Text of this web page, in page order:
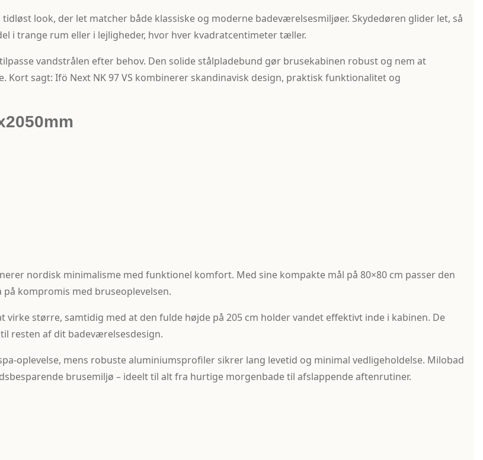
look, der let matcher både klassiske og moderne badeværelsesmiljøer. Skydedøren glider let, så
i trange rum eller i lejligheder, hvor hver kvadratcentimeter tæller.
vandstrålen efter behov. Den solide stålpladebund gør brusekabinen robust og nem at
sagt: Ifö Next NK 97 VS kombinerer skandinavisk design, praktisk funktionalitet og
nordisk minimalisme med funktionel komfort. Med sine kompakte mål på 80×80 cm passer den
kompromis med bruseoplevelsen.
større, samtidig med at den fulde højde på 205 cm holder vandet effektivt inde i kabinen. De
resten af dit badeværelsesdesign.
oplevelse, mens robuste aluminiumsprofiler sikrer lang levetid og minimal vedligeholdelse. Milobad
brusemiljø – ideelt til alt fra hurtige morgenbade til afslappende aftenrutiner.